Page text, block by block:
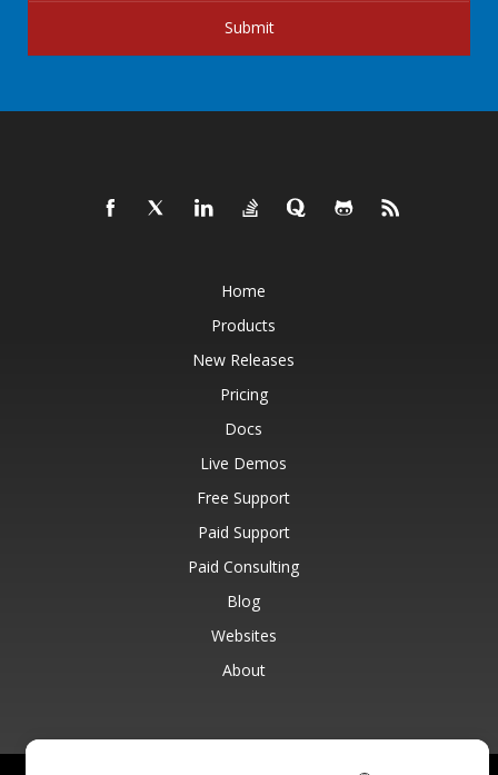
Submit
Home
Products
New Releases
Pricing
Docs
Live Demos
Free Support
Paid Support
Paid Consulting
Blog
Websites
About